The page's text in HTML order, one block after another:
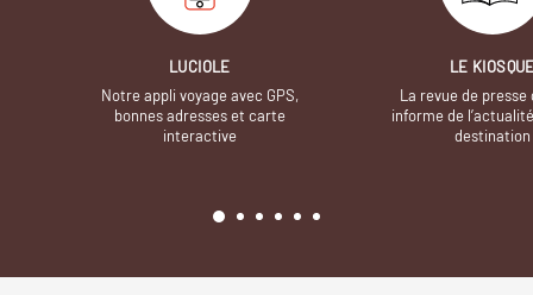
LUCIOLE
Notre appli voyage avec GPS,
bonnes adresses et carte
interactive
LE
La revue de presse
informe de
destination